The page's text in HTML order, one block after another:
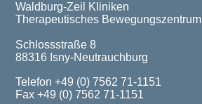
Waldburg-Zeil Kliniken
Therapeutisches Bewegungszentrum
Schlossstraße 8
88316 Isny-Neutrauchburg
Telefon +49 (0) 7562 71-1151
Fax +49 (0) 7562 71-1151